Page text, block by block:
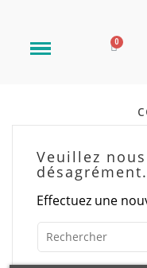
Veuillez
désagrément.
Effectuez une